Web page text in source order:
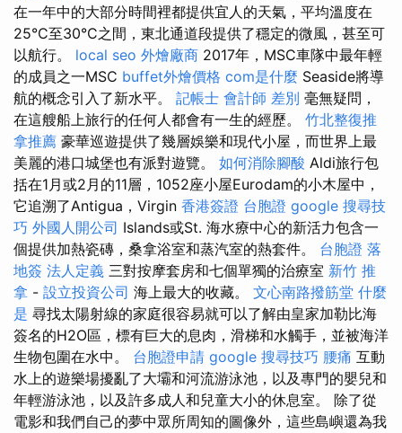
在一年中的大部分時間裡都提供宜人的天氣，平均溫度在
25°C至30°C之間，東北通道段提供了穩定的微風，甚至可
以航行。 local seo 外燴廠商 2017年，MSC車隊中最年輕
的成員之一MSC buffet外燴價格 com是什麼 Seaside將導
航的概念引入了新水平。 記帳士 會計師 差別 毫無疑問，
在這艘船上旅行的任何人都會有一生的經歷。 竹北整復推
拿推薦 豪華巡遊提供了幾層娛樂和現代小屋，而世界上最
美麗的港口城堡也有派對遊覽。 如何消除腳酸 Aldi旅行包
括在1月或2月的11層，1052座小屋Eurodam的小木屋中，
它追溯了Antigua，Virgin 香港簽證 台胞證 google 搜尋技
巧 外國人開公司 Islands或St. 海水療中心的新活力包含一
個提供加熱瓷磚，桑拿浴室和蒸汽室的熱套件。 台胞證 落
地簽 法人定義 三對按摩套房和七個單獨的治療室 新竹 推
拿 - 設立投資公司 海上最大的收藏。 文心南路撥筋堂 什麼
是 尋找太陽射線的家庭很容易就可以了解由皇家加勒比海
簽名的H2O區，標有巨大的息肉，滑梯和水觸手，並被海洋
生物包圍在水中。 台胞證申請 google 搜尋技巧 腰痛 互動
水上的遊樂場擾亂了大壩和河流游泳池，以及專門的嬰兒和
年輕游泳池，以及許多成人和兒童大小的休息室。 除了從
電影和我們自己的夢中眾所周知的圖像外，這些島嶼還為我